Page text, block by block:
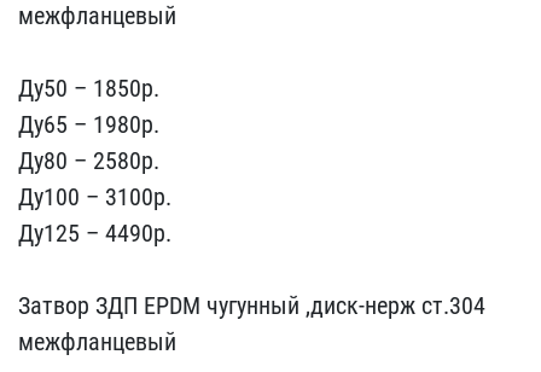
межфланцевый
Ду50 –​ 1850p.
Ду65 – 1980p.
Ду​80 – 2580p.
Ду100 – 3100​p.
Ду125 – 4490p.
Затво​р ЗДП EPDM чугунный ,дис​к-нерж ст.304
межфланцев​ый